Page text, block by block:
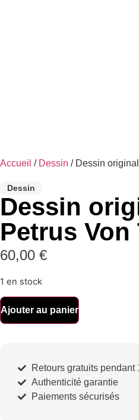
Accueil / Dessin / Dessin
Dessin
Dessin
Petrus Von
60,00 €
1 en stock
Ajouter au panier
Retours gratuits pendant
Authenticité garantie
Paiements sécurisés